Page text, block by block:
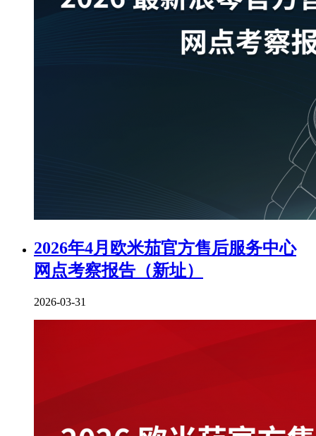
2026年4月欧米茄官方售后服务中心
网点考察报告（新址）
2026-03-31